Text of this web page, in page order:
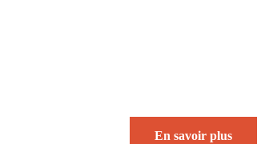
En savoir plus